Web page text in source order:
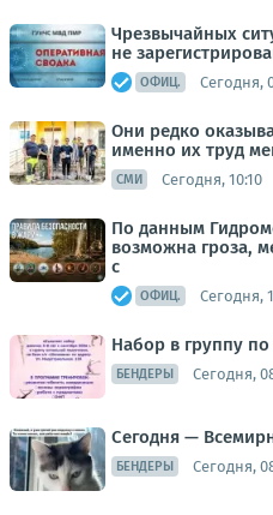
Чрезвычайных
не
ОФИЦ. Сегодня,
Они редко
именно их труд
СМИ Сегодня, 10:10
По данным
возможна гроза,
с
ОФИЦ. Сегодня,
Набор в группу
БЕНДЕРЫ Сегодня,
Сегодня —
БЕНДЕРЫ Сегодня,